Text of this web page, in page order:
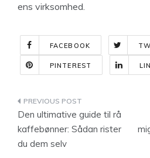
ens virksomhed.
FACEBOOK
PINTEREST
Indlægsnavigation
Den ultimative guide til rå
kaffebønner: Sådan rister
du dem selv